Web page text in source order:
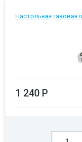
Настольная газовая
1 240 Р